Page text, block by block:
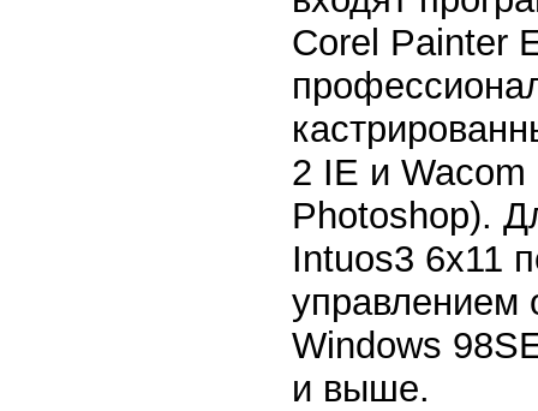
Corel Painter
2 IE и Wacom
Photoshop).
Intuos3 6x11
управлением
Windows
и выше.